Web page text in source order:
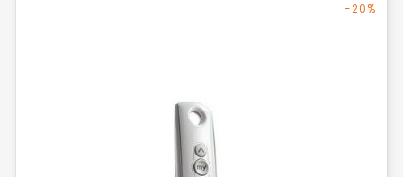
-20%